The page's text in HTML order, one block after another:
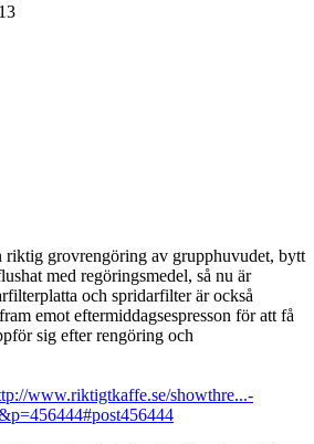
riktig grovrengöring av grupphuvudet, bytt
med regöringsmedel, så nu är
och spridarfilter är också
emot eftermiddagsespresson för att få
sig efter rengöring och
www.riktigtkaffe.se/showthre...-